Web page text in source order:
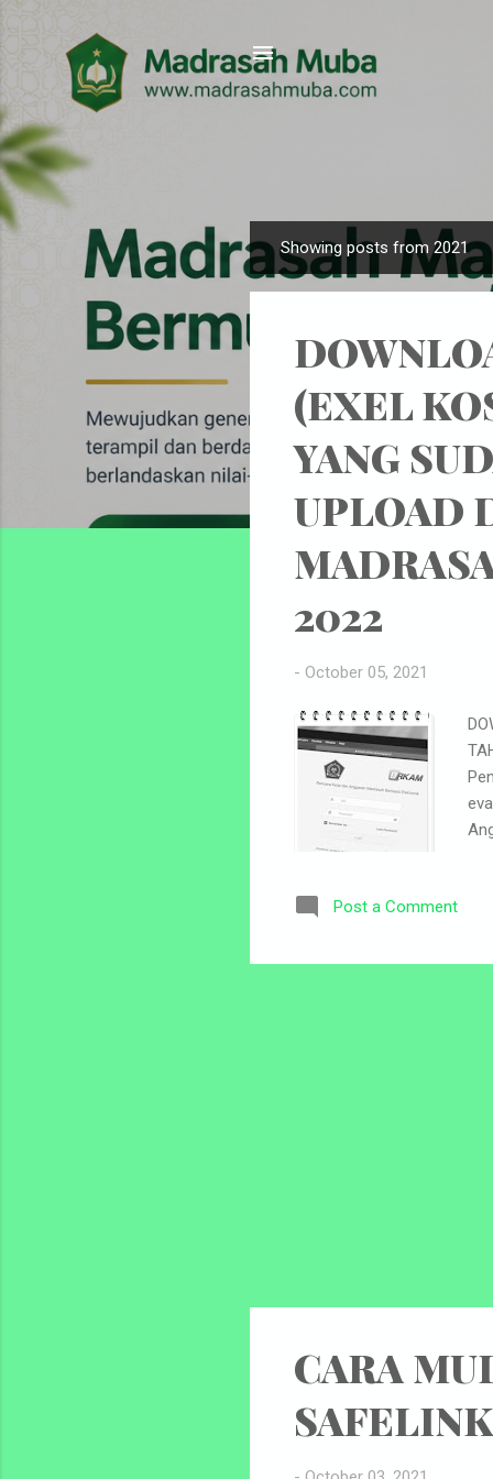
P
o
Showing posts from 2021
(EXEL
YANG
UPLOAD
2022
- October 05, 2021
Post a Comment
CARA